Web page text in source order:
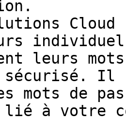
leurs
sécurisé.
mots de
à votre